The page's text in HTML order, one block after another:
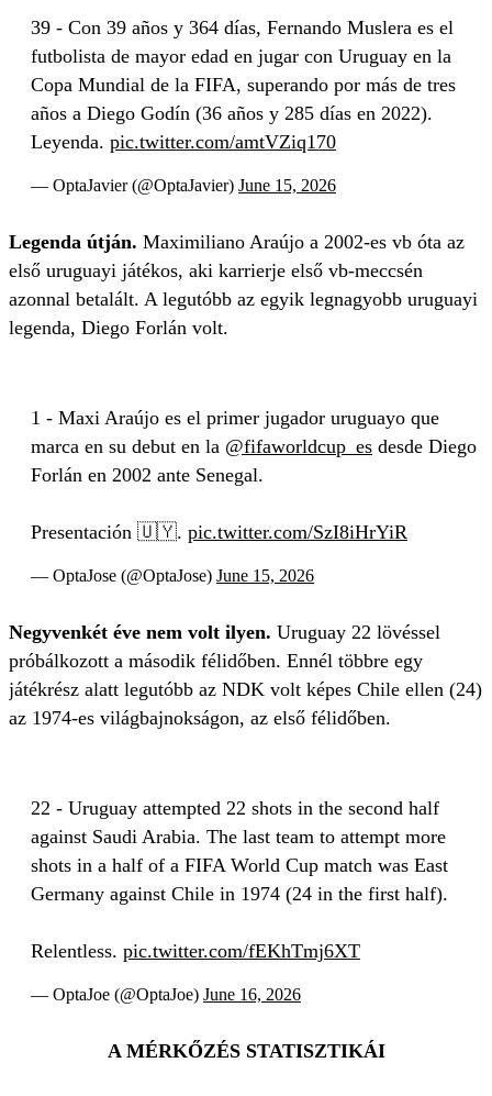
39 - Con 39 años y 364 días, Fernando Muslera es el
futbolista de mayor edad en jugar con Uruguay en la
Copa Mundial de la FIFA, superando por más de tres
años a Diego Godín (36 años y 285 días en 2022).
Leyenda. pic.twitter.com/amtVZiq170
— OptaJavier (@OptaJavier) June 15, 2026
Legenda útján. Maximiliano Araújo a 2002-es vb óta az
első uruguayi játékos, aki karrierje első vb-meccsén
azonnal betalált. A legutóbb az egyik legnagyobb uruguayi
legenda, Diego Forlán volt.
1 - Maxi Araújo es el primer jugador uruguayo que
marca en su debut en la @fifaworldcup_es desde Diego
Forlán en 2002 ante Senegal.
Presentación 🇺🇾. pic.twitter.com/SzI8iHrYiR
— OptaJose (@OptaJose) June 15, 2026
Negyvenkét éve nem volt ilyen. Uruguay 22 lövéssel
próbálkozott a második félidőben. Ennél többre egy
játékrész alatt legutóbb az NDK volt képes Chile ellen (24)
az 1974-es világbajnokságon, az első félidőben.
22 - Uruguay attempted 22 shots in the second half
against Saudi Arabia. The last team to attempt more
shots in a half of a FIFA World Cup match was East
Germany against Chile in 1974 (24 in the first half).
Relentless. pic.twitter.com/fEKhTmj6XT
— OptaJoe (@OptaJoe) June 16, 2026
A MÉRKŐZÉS STATISZTIKÁI